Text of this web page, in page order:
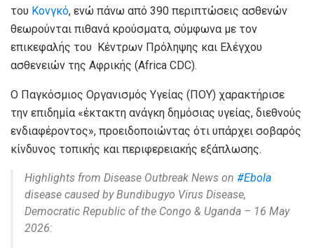
του Κονγκό, ενώ πάνω από 390 περιπτώσεις ασθενών
θεωρούνται πιθανά κρούσματα, σύμφωνα με τον
επικεφαλής του Κέντρων Πρόληψης και Ελέγχου
ασθενειών της Αφρικής (Africa CDC).
Ο Παγκόσμιος Οργανισμός Υγείας (ΠΟΥ) χαρακτήρισε
την επιδημία «έκτακτη ανάγκη δημόσιας υγείας, διεθνούς
ενδιαφέροντος», προειδοποιώντας ότι υπάρχει σοβαρός
κίνδυνος τοπικής και περιφερειακής εξάπλωσης.
Highlights from Disease Outbreak News on #Ebola
disease caused by Bundibugyo Virus Disease,
Democratic Republic of the Congo & Uganda – 16 May
2026: